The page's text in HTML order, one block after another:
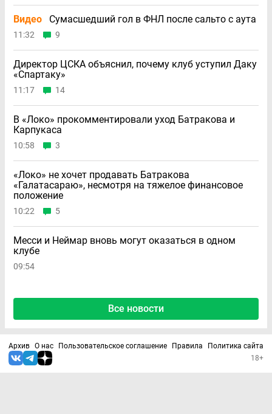
Видео Сумасшедший гол в ФНЛ после сальто с аута
11:32 9
Директор ЦСКА объяснил, почему клуб уступил Даку
«Спартаку»
11:17 14
В «Локо» прокомментировали уход Батракова и
Карпукаса
10:58 3
«Локо» не хочет продавать Батракова
«Галатасараю», несмотря на тяжелое финансовое
положение
10:22 5
Месси и Неймар вновь могут оказаться в одном
клубе
09:54
Все новости
Архив О нас Пользовательское соглашение Правила
Политика сайта
18+